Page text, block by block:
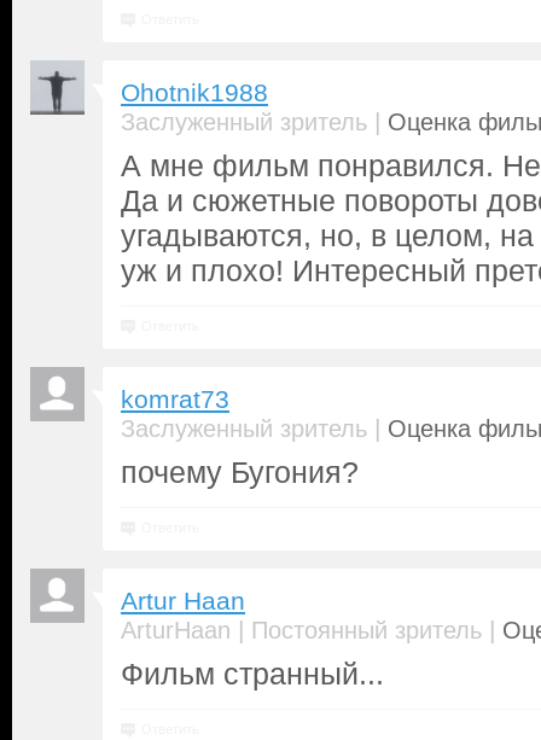
Ohotnik1988
Заслуженный зритель | Оценка
А мне фильм понравился.
Да и сюжетные повороты
угадываются, но, в целом,
уж и плохо! Интересный
komrat73
Заслуженный зритель | Оценка
почему Бугония?
Artur Haan
ArturHaan | Постоянный зритель |
Фильм странный...